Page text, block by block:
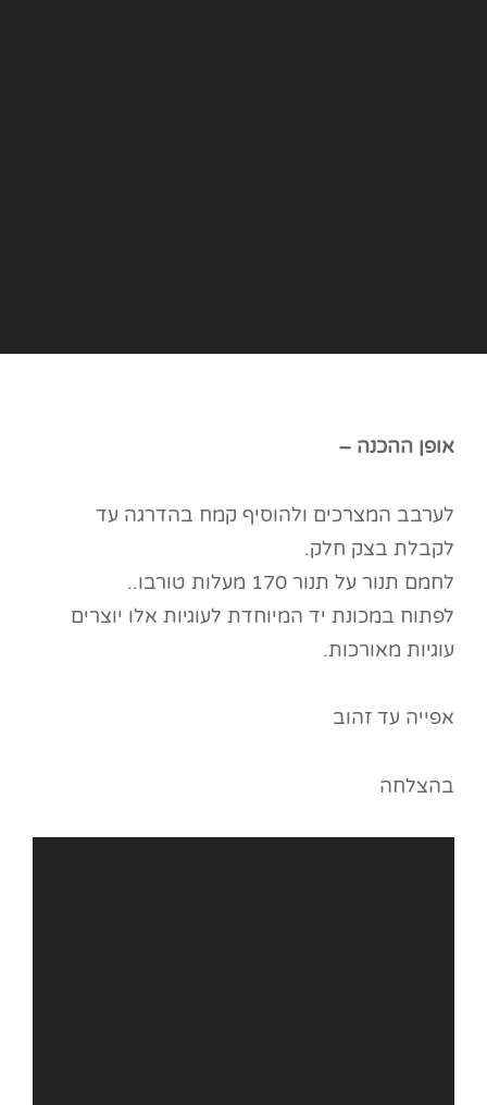
אופן ההכנה –
לערבב המצרכים ולהוסיף קמח בהדרגה עד
לקבלת בצק חלק.
לחמם תנור על תנור 170 מעלות טורבו..
לפתוח במכונת יד המיוחדת לעוגיות אלו יוצרים
עוגיות מאורכות.
אפייה עד זהוב
בהצלחה